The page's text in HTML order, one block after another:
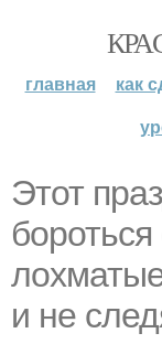
главная как
Этот
и не